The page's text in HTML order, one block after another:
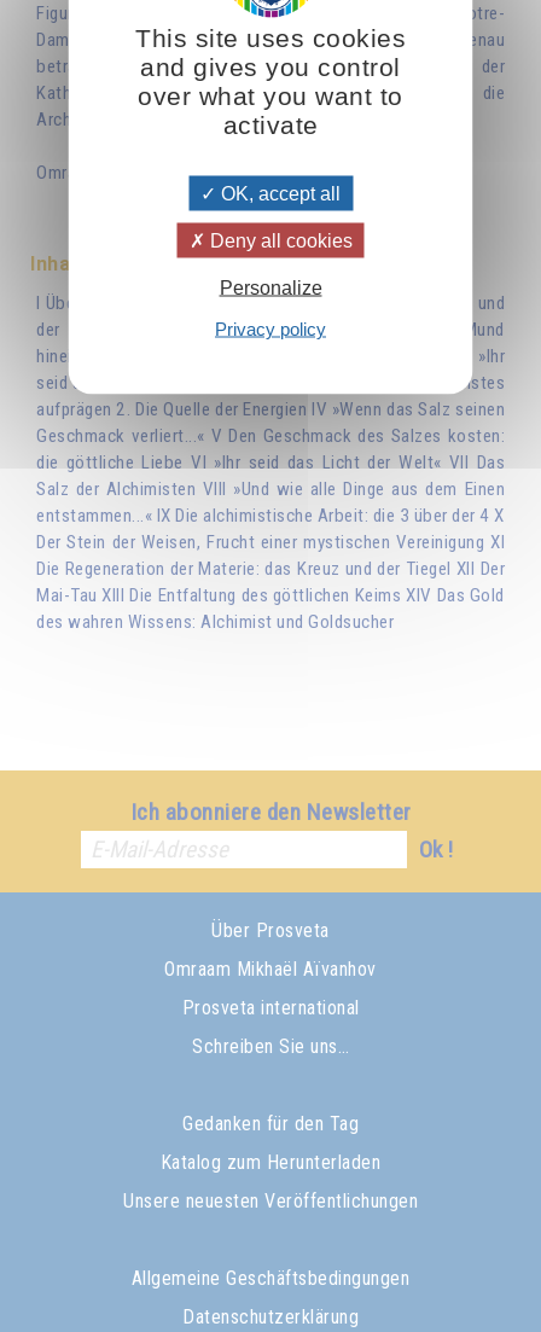
Figuren an der Außenseite wie auch im Inneren von Notre-
Dame de Paris oder Notre-Dame de Chartres genau
betrachtet, so entdeckt man, dass die Erbauer der
Kathedralen Kenntnisse der Alchimie besaßen, wovon die
Architektur und Bildhauerei vielfach Zeugnis ablegen.«
Omraam Mikhaël Aïvanhov
Inhaltsverzeichnis
I Über die Deutung der Schriften 1. »Der Buchstabe tötet, und
der Geist belebt« 2. Das Wort Gottes II »Was zum Mund
hineingeht, das macht den Menschen nicht unrein...« III »Ihr
seid das Salz der Erde« 1. Der Materie das Siegel des Geistes
aufprägen 2. Die Quelle der Energien IV »Wenn das Salz seinen
Geschmack verliert...« V Den Geschmack des Salzes kosten:
die göttliche Liebe VI »Ihr seid das Licht der Welt« VII Das
Salz der Alchimisten VIII »Und wie alle Dinge aus dem Einen
entstammen...« IX Die alchimistische Arbeit: die 3 über der 4 X
Der Stein der Weisen, Frucht einer mystischen Vereinigung XI
Die Regeneration der Materie: das Kreuz und der Tiegel XII Der
Mai-Tau XIII Die Entfaltung des göttlichen Keims XIV Das Gold
des wahren Wissens: Alchimist und Goldsucher
Ich abonniere den Newsletter
Ok !
Über Prosveta
Omraam Mikhaël Aïvanhov
Prosveta international
Schreiben Sie uns…
Gedanken für den Tag
Katalog zum Herunterladen
Unsere neuesten Veröffentlichungen
Allgemeine Geschäftsbedingungen
Datenschutzerklärung
This site uses cookies
and gives you control
over what you want to
activate
OK, accept all
Deny all cookies
Personalize
Privacy policy